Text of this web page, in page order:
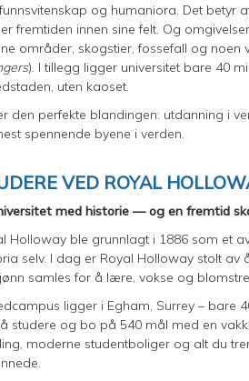
og humaniora. Det
fremtiden innen sine felt. Og
områder, skogstier, fossefall og
). I tillegg ligger universitet bare 40
uten kaoset.
den perfekte blandingen: utdanning i
spennende byene i verden.
VED ROYAL
med historie — og en fremtid
Holloway ble grunnlagt i 1886 som et
selv. I dag er Royal Holloway stolt
samles for å lære, vokse og blomstre.
ligger i Egham, Surrey – bare
studere og bo på 540 mål med en
moderne studentboliger og alt du